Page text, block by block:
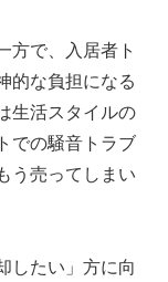
方で、入居者ト
的な負担になる
生活スタイルの
での騒音トラブ
う売ってしまい
したい」方に向